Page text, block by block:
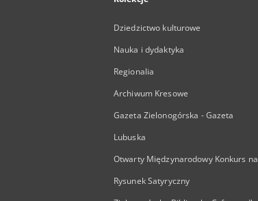
Dziedzictwo kulturowe
Nauka i dydaktyka
Regionalia
Archiwum Kresowe
Gazeta Zielonogórska - Gazeta
Lubuska
Otwarty Międzynarodowy Konkurs na
Rysunek Satyryczny